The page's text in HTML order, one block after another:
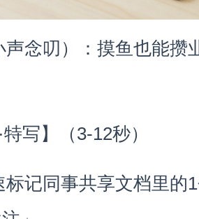
声念叨）：摸鱼也能攒
特写】（3-12秒）
标记同事共享文档里的